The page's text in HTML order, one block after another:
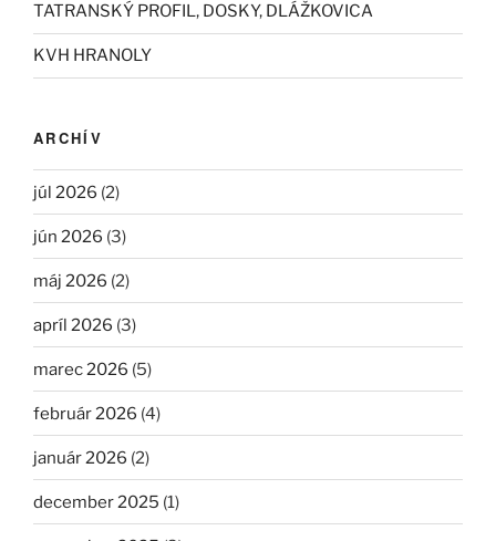
TATRANSKÝ PROFIL, DOSKY, DLÁŽKOVICA
KVH HRANOLY
ARCHÍV
júl 2026 (2)
jún 2026 (3)
máj 2026 (2)
apríl 2026 (3)
marec 2026 (5)
február 2026 (4)
január 2026 (2)
december 2025 (1)